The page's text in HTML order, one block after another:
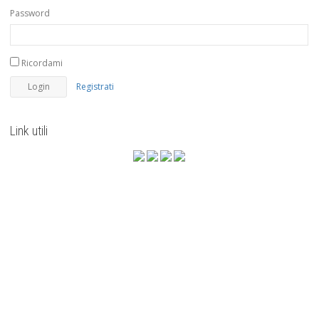
Password
Ricordami
Registrati
Link utili